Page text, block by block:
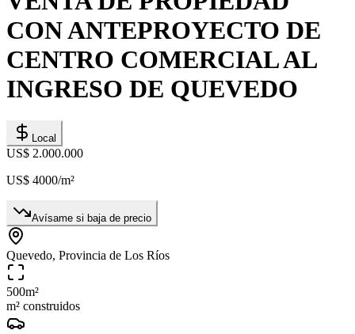
CON ANTEPROYECTO DE
CENTRO COMERCIAL AL
INGRESO DE QUEVEDO
Local
US$ 2.000.000
US$ 4000/m²
Avísame si baja de precio
Quevedo, Provincia de Los Ríos
500m²
m² construidos